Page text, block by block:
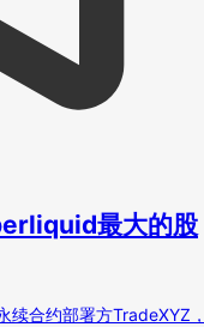
最大的股
续合约部署方TradeXYZ